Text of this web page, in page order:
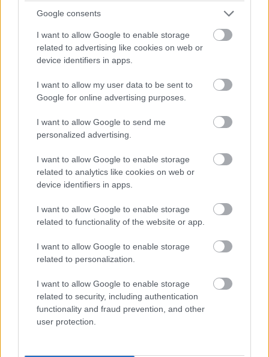
Google consents
I want to allow Google to enable storage
related to advertising like cookies on web or
device identifiers in apps.
I want to allow my user data to be sent to
Google for online advertising purposes.
I want to allow Google to send me
personalized advertising.
I want to allow Google to enable storage
related to analytics like cookies on web or
device identifiers in apps.
I want to allow Google to enable storage
related to functionality of the website or app.
I want to allow Google to enable storage
related to personalization.
I want to allow Google to enable storage
related to security, including authentication
functionality and fraud prevention, and other
user protection.
háromszor kell gyorsan egymás után megnyomni a
lesz rá szüksége, de jó hír, hogy a Biztonsági
asszisztens menüpontban megtaláljuk a képek és
Ti mikor terveztek legközelebb új okostelefont venni?
Pulzusméréssel segíti a biztonságos mozgást az új
balatoni kardioösvény (X)
Balatonalmádiban.
#samsung galaxy s6 edge #lollipop
#tippek
#mobil